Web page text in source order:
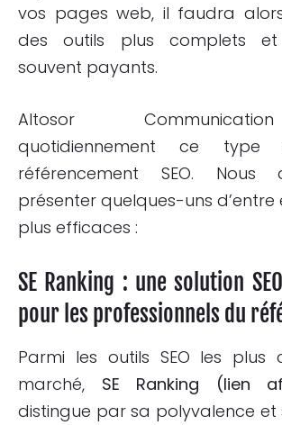
vos pages web, il faudra
des outils plus complets
souvent payants.
Altosor
quotidiennement ce type
référencement SEO. Nous
présenter quelques-uns d’entre
plus efficaces :
SE Ranking : une solution
pour les professionnels du
Parmi les outils SEO les plus
marché, SE Ranking (lien
distingue par sa polyvalence et